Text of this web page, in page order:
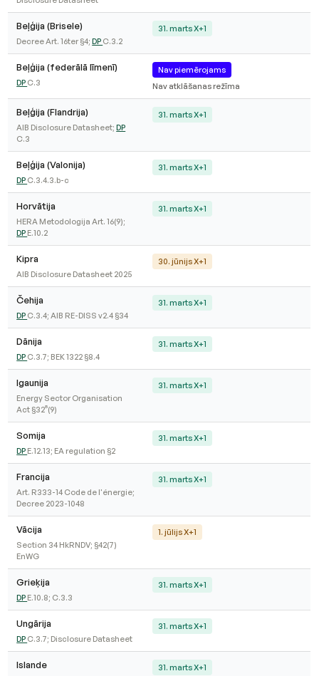
Beļģija (Brisele)
Decree Art. 16ter §4;DP C.3.2
31. marts X+1
Beļģija (federālā līmenī)
DP C.3
Nav piemērojams
Nav atklāšanas režīma
Beļģija (Flandrija)
AIB Disclosure Datasheet;DP
C.3
31. marts X+1
Beļģija (Valonija)
DP C.3.4.3.b-c
31. marts X+1
Horvātija
HERA Metodologija Art. 16(9);
DP E.10.2
31. marts X+1
Kipra
AIB Disclosure Datasheet 2025
30. jūnijs X+1
Čehija
DP C.3.4; AIB RE-DISS v2.4 §34
31. marts X+1
Dānija
DP C.3.7; BEK 1322 §8.4
31. marts X+1
Igaunija
Energy Sector Organisation
Act §32⁸(9)
31. marts X+1
Somija
DP E.12.13; EA regulation §2
31. marts X+1
Francija
Art. R333-14 Code de l'énergie;
Decree 2023-1048
31. marts X+1
Vācija
Section 34 HkRNDV; §42(7)
EnWG
1. jūlijs X+1
Grieķija
DP E.10.8; C.3.3
31. marts X+1
Ungārija
DP C.3.7; Disclosure Datasheet
31. marts X+1
Islande 31. marts X+1